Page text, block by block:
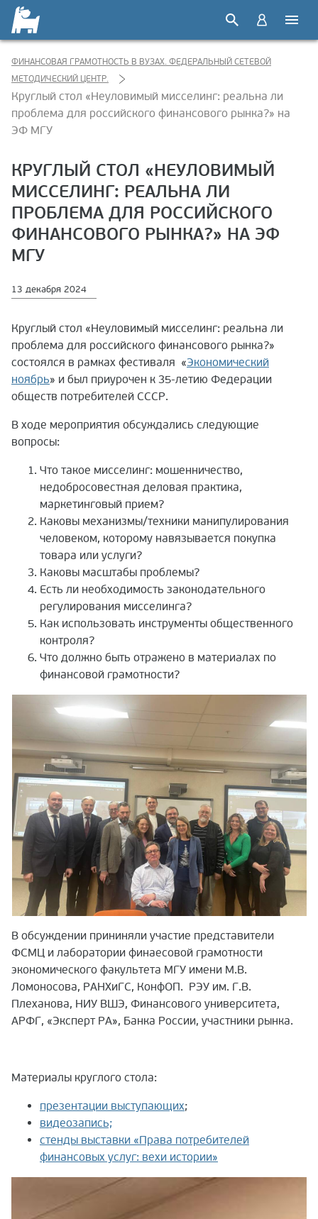
ФИНАНСОВАЯ ГРАМОТНОСТЬ В ВУЗАХ. ФЕДЕРАЛЬНЫЙ СЕТЕВОЙ
МЕТОДИЧЕСКИЙ ЦЕНТР.
Круглый стол «Неуловимый мисселинг: реальна ли
проблема для российского финансового рынка?» на
ЭФ МГУ
КРУГЛЫЙ СТОЛ «НЕУЛОВИМЫЙ
МИССЕЛИНГ: РЕАЛЬНА ЛИ
ПРОБЛЕМА ДЛЯ РОССИЙСКОГО
ФИНАНСОВОГО РЫНКА?» НА ЭФ
МГУ
13 декабря 2024
Круглый стол «Неуловимый мисселинг: реальна ли
проблема для российского финансового рынка?»
состоялся в рамках фестиваля «Экономический
ноябрь» и был приурочен к 35-летию Федерации
обществ потребителей СССР.
В ходе мероприятия обсуждались следующие
вопросы:
Что такое мисселинг: мошенничество,
недобросовестная деловая практика,
маркетинговый прием?
Каковы механизмы/техники манипулирования
человеком, которому навязывается покупка
товара или услуги?
Каковы масштабы проблемы?
Есть ли необходимость законодательного
регулирования мисселинга?
Как использовать инструменты общественного
контроля?
Что должно быть отражено в материалах по
финансовой грамотности?
В обсуждении прининяли участие представители
ФСМЦ и лаборатории финаесовой грамотности
экономического факультета МГУ имени М.В.
Ломоносова, РАНХиГС, КонфОП. РЭУ им. Г.В.
Плеханова, НИУ ВШЭ, Финансового университета,
АРФГ, «Эксперт РА», Банка России, участники рынка.
Материалы круглого стола:
презентации выступающих;
видеозапись;
стенды выставки «Права потребителей
финансовых услуг: вехи истории»